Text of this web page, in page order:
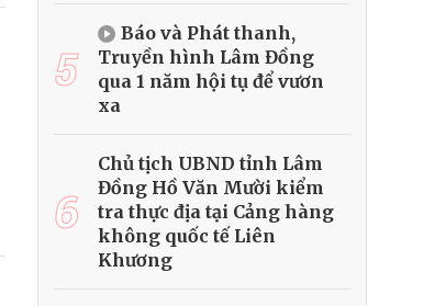
5
Báo và Phát thanh,
Truyền hình Lâm Đồng
qua 1 năm hội tụ để vươn
xa
6
Chủ tịch UBND tỉnh Lâm
Đồng Hồ Văn Mười kiểm
tra thực địa tại Cảng hàng
không quốc tế Liên
Khương